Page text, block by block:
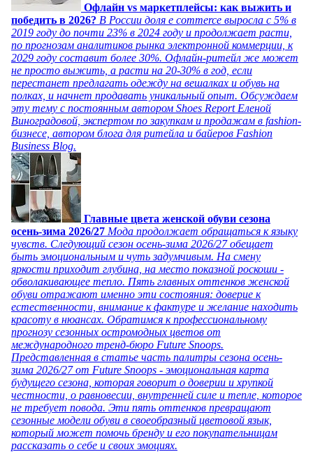
Офлайн vs маркетплейсы: как выжить и
победить в 2026? В России доля e commerce выросла с 5% в
2019 году до почти 23% в 2024 году и продолжает расти,
по прогнозам аналитиков рынка электронной коммерции, к
2029 году составит более 30%. Офлайн-ритейл же может
не просто выжить, а расти на 20-30% в год, если
перестанет предлагать одежду на вешалках и обувь на
полках, и начнет продавать уникальный опыт. Обсуждаем
эту тему с постоянным автором Shoes Report Еленой
Виноградовой, экспертом по закупкам и продажам в fashion-
бизнесе, автором блога для ритейла и байеров Fashion
Business Blog.
Главные цвета женской обуви сезона
осень-зима 2026/27 Мода продолжает обращаться к языку
чувств. Следующий сезон осень-зима 2026/27 обещает
быть эмоциональным и чуть задумчивым. На смену
яркости приходит глубина, на место показной роскоши -
обволакивающее тепло. Пять главных оттенков женской
обуви отражают именно эти состояния: доверие к
естественности, внимание к фактуре и желание находить
красоту в нюансах. Обратимся к профессиональному
прогнозу сезонных остромодных цветов от
международного тренд-бюро Future Snoops.
Представленная в статье часть палитры сезона осень-
зима 2026/27 от Future Snoops - эмоциональная карта
будущего сезона, которая говорит о доверии и хрупкой
честности, о равновесии, внутренней силе и тепле, которое
не требует повода. Эти пять оттенков превращают
сезонные модели обуви в своеобразный цветовой язык,
который может помочь бренду и его покупательницам
рассказать о себе и своих эмоциях.